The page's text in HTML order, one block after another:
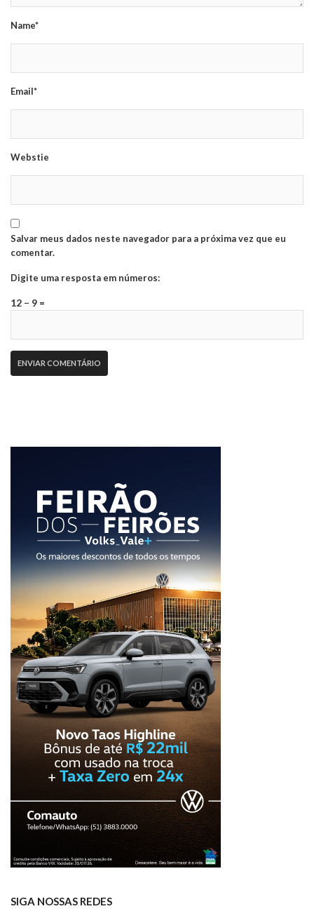
Name*
Email*
Webstie
Salvar meus dados neste navegador para a próxima vez que eu
comentar.
Digite uma resposta em números:
12 − 9 =
SIGA NOSSAS REDES